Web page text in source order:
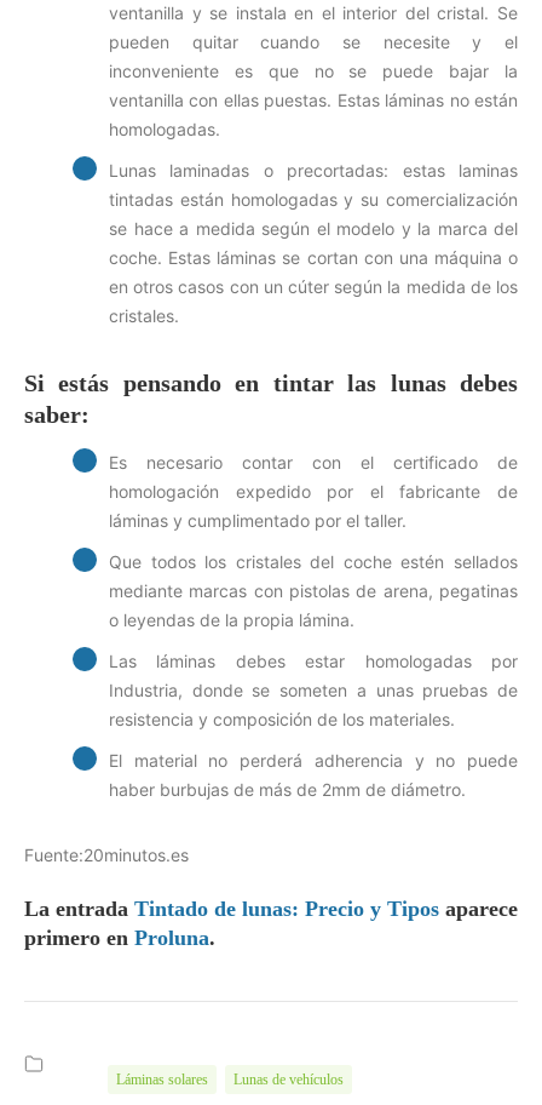
ventanilla y se instala en el interior del cristal. Se
pueden quitar cuando se necesite y el
inconveniente es que no se puede bajar la
ventanilla con ellas puestas. Estas láminas no están
homologadas.
Lunas laminadas o precortadas: estas laminas
tintadas están homologadas y su comercialización
se hace a medida según el modelo y la marca del
coche. Estas láminas se cortan con una máquina o
en otros casos con un cúter según la medida de los
cristales.
Si estás pensando en tintar las lunas debes
saber:
Es necesario contar con el certificado de
homologación expedido por el fabricante de
láminas y cumplimentado por el taller.
Que todos los cristales del coche estén sellados
mediante marcas con pistolas de arena, pegatinas
o leyendas de la propia lámina.
Las láminas debes estar homologadas por
Industria, donde se someten a unas pruebas de
resistencia y composición de los materiales.
El material no perderá adherencia y no puede
haber burbujas de más de 2mm de diámetro.
Fuente:20minutos.es
La entrada Tintado de lunas: Precio y Tipos aparece
primero en Proluna.
Láminas solares Lunas de vehículos